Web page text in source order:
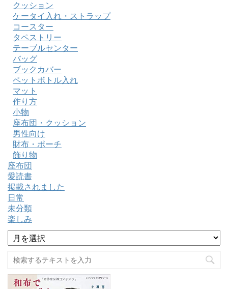
クッション
ケータイ入れ・ストラップ
コースター
タペストリー
テーブルセンター
バッグ
ブックカバー
ペットボトル入れ
マット
作り方
小物
座布団・クッション
男性向け
財布・ポーチ
飾り物
座布団
愛読書
掲載されました
日常
未分類
楽しみ
ア
ー
カ
イ
ブ